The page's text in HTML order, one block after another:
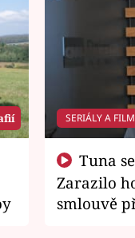
SERIÁLY A
Zarazilo
smlouvě